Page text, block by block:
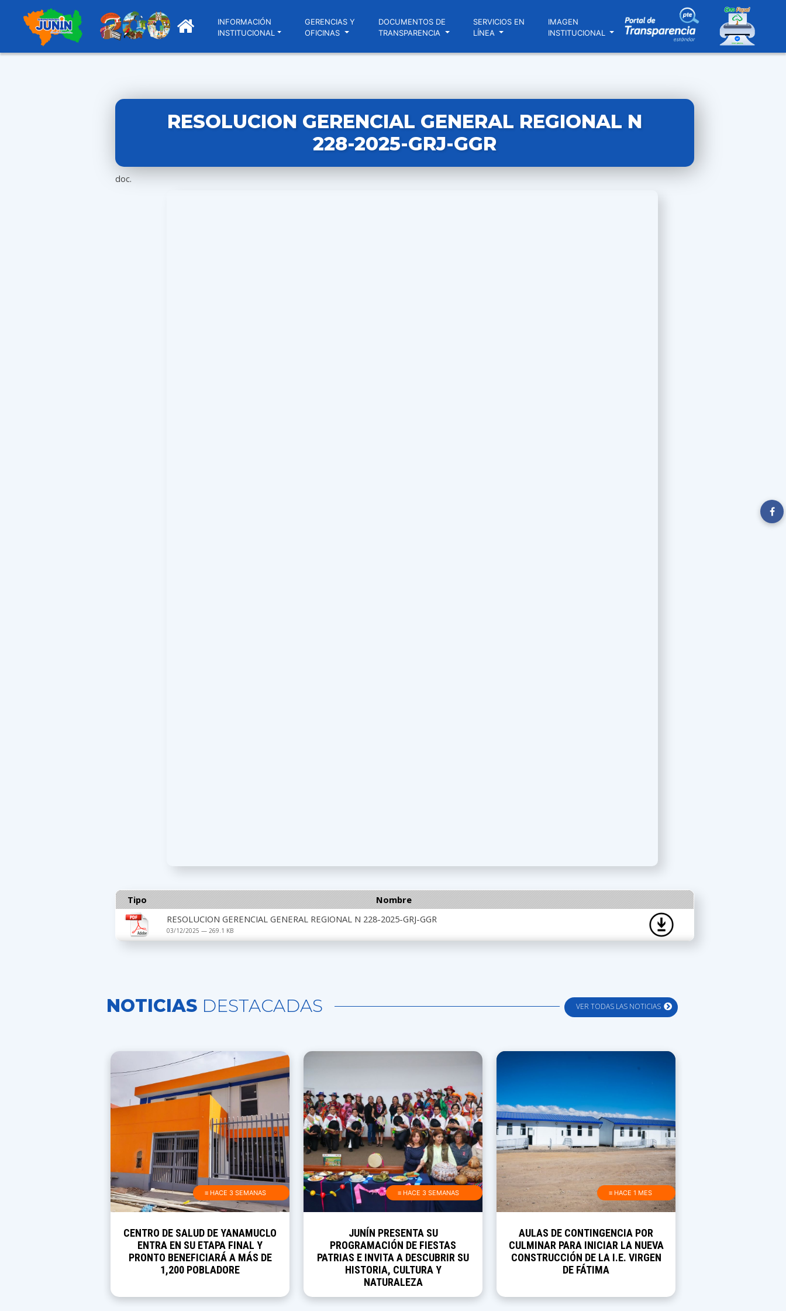
INFORMACIÓN
INSTITUCIONAL
GERENCIAS Y
OFICINAS
DOCUMENTOS DE
TRANSPARENCIA
SERVICIOS EN
LÍNEA
IMAGEN
INSTITUCIONAL
RESOLUCION GERENCIAL GENERAL REGIONAL N
228-2025-GRJ-GGR
doc.
Tipo
Nombre
RESOLUCION GERENCIAL GENERAL REGIONAL N 228-2025-GRJ-GGR
03/12/2025 — 269.1 KB
VER TODAS LAS NOTICIAS
NOTICIAS DESTACADAS
≡ HACE 3 SEMANAS
CENTRO DE SALUD DE YANAMUCLO
ENTRA EN SU ETAPA FINAL Y
PRONTO BENEFICIARÁ A MÁS DE
1,200 POBLADORE
≡ HACE 3 SEMANAS
JUNÍN PRESENTA SU
PROGRAMACIÓN DE FIESTAS
PATRIAS E INVITA A DESCUBRIR SU
HISTORIA, CULTURA Y
NATURALEZA
≡ HACE 1 MES
AULAS DE CONTINGENCIA POR
CULMINAR PARA INICIAR LA NUEVA
CONSTRUCCIÓN DE LA I.E. VIRGEN
DE FÁTIMA